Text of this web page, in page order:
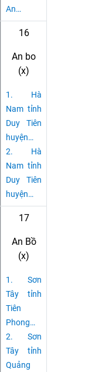
An…
16
An bo
(x)
1. Hà
Nam tỉnh
Duy Tiên
huyện…
2. Hà
Nam tỉnh
Duy Tiên
huyện…
17
An Bồ
(x)
1. Sơn
Tây tỉnh
Tiên
Phong…
2. Sơn
Tây tỉnh
Quảng